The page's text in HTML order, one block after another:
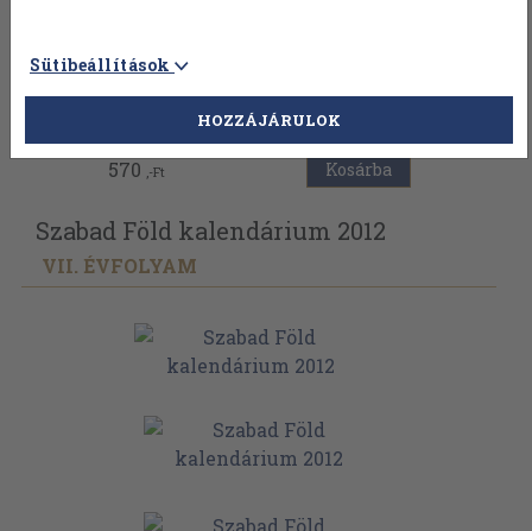
Vissza az előző oldalra
570 ,-Ft Kosárba
Szabad Föld kalendárium 2012
VII. ÉVFOLYAM
Sütibeállítások
HOZZÁJÁRULOK